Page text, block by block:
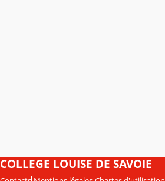
COLLEGE LOUISE DE SAVOIE